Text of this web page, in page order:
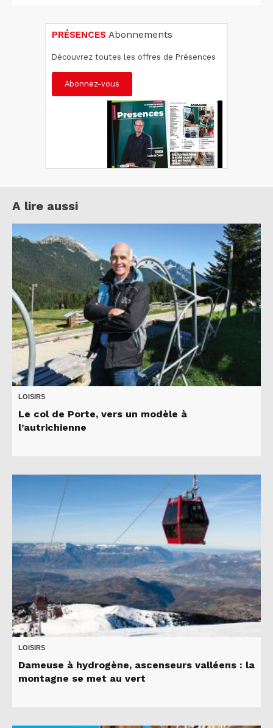
PRÉSENCES Abonnements
Découvrez toutes les offres de Présences
Abonnez-vous
A lire aussi
LOISIRS
Le col de Porte, vers un modèle à
l’autrichienne
LOISIRS
Dameuse à hydrogène, ascenseurs valléens : la
montagne se met au vert